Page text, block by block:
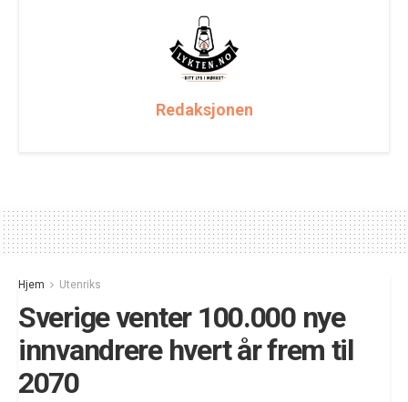
Redaksjonen
Hjem Utenriks
Sverige venter 100.000 nye
innvandrere hvert år frem til
2070